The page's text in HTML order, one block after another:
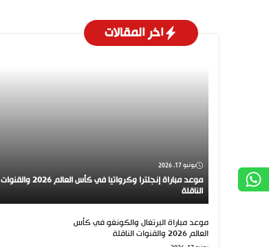
اخر المقالات
يونيو 17, 2026
موعد مباراة إنجلترا وكرواتيا في كأس العالم 2026 والقنوات
الناقلة
موعد مباراة البرتغال والكونغو في كأس
العالم 2026 والقنوات الناقلة